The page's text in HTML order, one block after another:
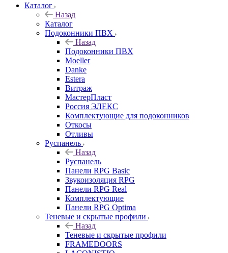
Каталог
Назад
Каталог
Подоконники ПВХ
Назад
Подоконники ПВХ
Moeller
Danke
Estera
Витраж
МастерПласт
Россия ЭЛЕКС
Комплектующие для подоконников
Откосы
Отливы
Руспанель
Назад
Руспанель
Панели RPG Basic
Звукоизоляция RPG
Панели RPG Real
Комплектующие
Панели RPG Optima
Теневые и скрытые профили
Назад
Теневые и скрытые профили
FRAMEDOORS